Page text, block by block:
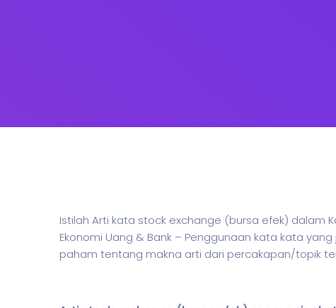
Istilah Arti kata stock exchange (bursa efek) dalam
Ekonomi Uang & Bank – Penggunaan kata kata
paham tentang makna arti dari percakapan/topik